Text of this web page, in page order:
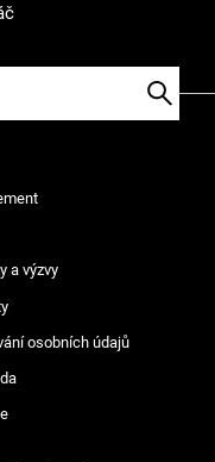
a výzvy
osobních údajů